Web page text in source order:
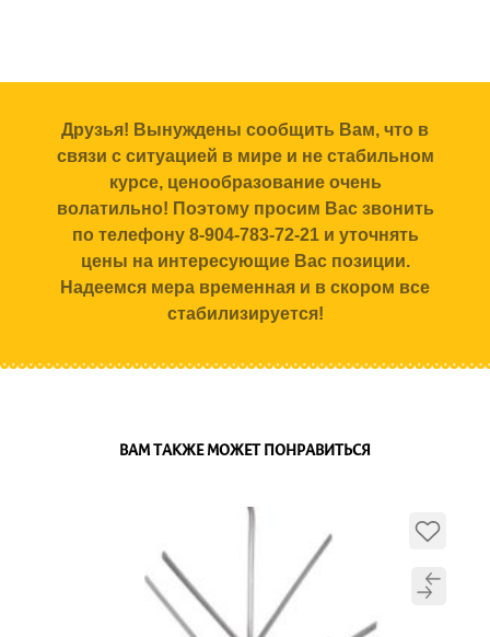
Друзья! Вынуждены сообщить Вам, что в
связи с ситуацией в мире и не стабильном
курсе, ценообразование очень
волатильно! Поэтому просим Вас звонить
по телефону 8-904-783-72-21 и уточнять
цены на интересующие Вас позиции.
Надеемся мера временная и в скором все
стабилизируется!
ВАМ ТАКЖЕ МОЖЕТ ПОНРАВИТЬСЯ